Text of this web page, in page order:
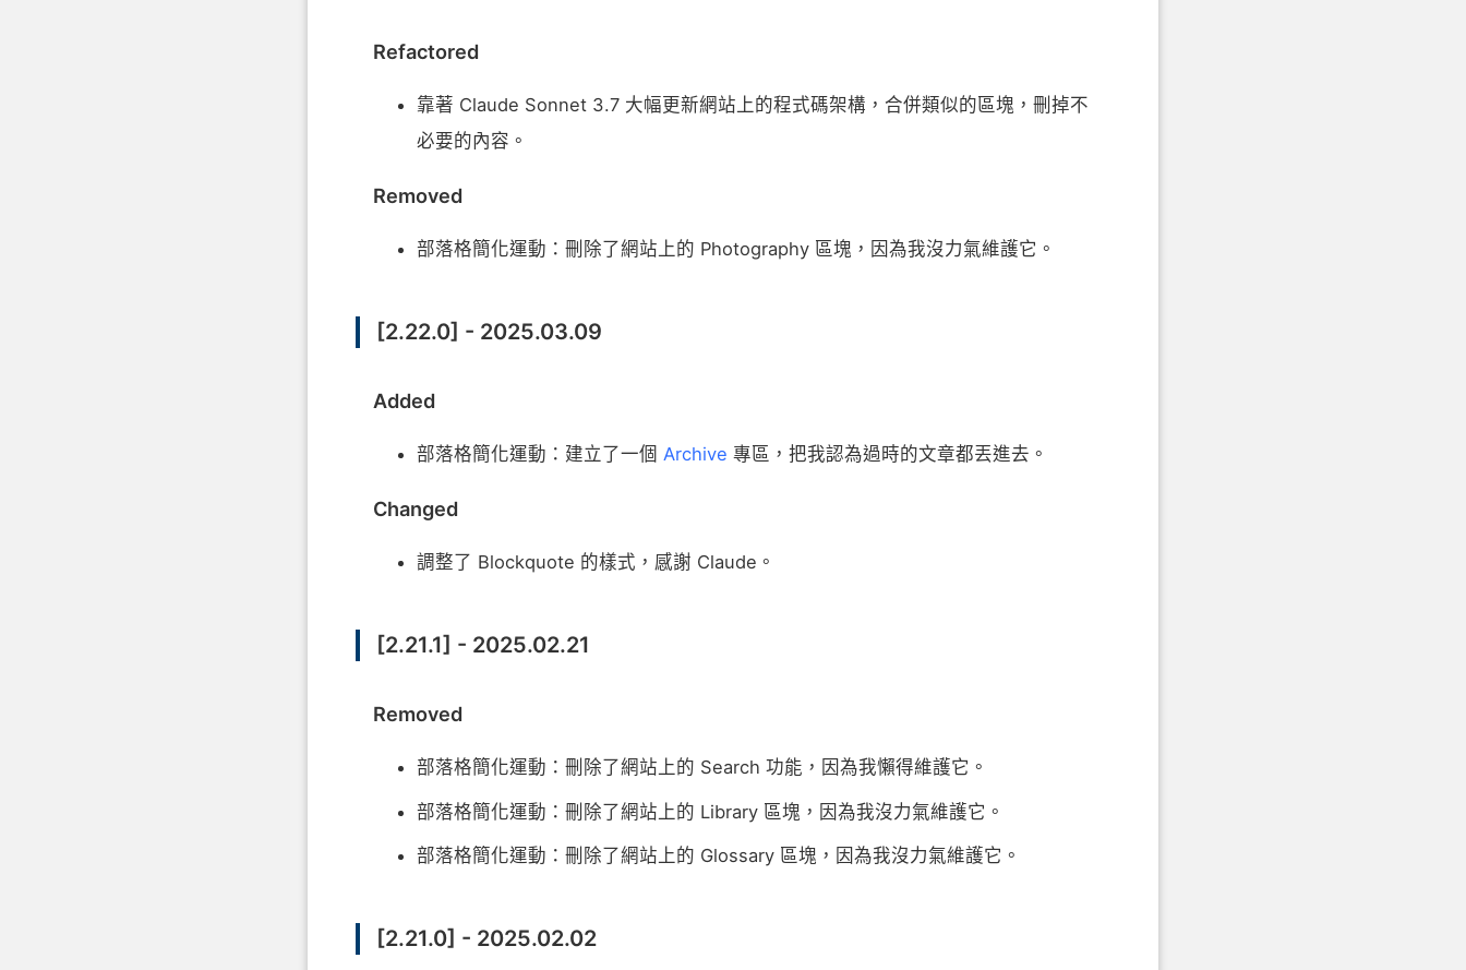
Refactored
靠著 Claude Sonnet 3.7 大幅更新網站上的程式碼架構，合併類似的區塊，刪掉不
必要的內容。
Removed
部落格簡化運動：刪除了網站上的 Photography 區塊，因為我沒力氣維護它。
[2.22.0] - 2025.03.09
Added
部落格簡化運動：建立了一個 Archive 專區，把我認為過時的文章都丟進去。
Changed
調整了 Blockquote 的樣式，感謝 Claude。
[2.21.1] - 2025.02.21
Removed
部落格簡化運動：刪除了網站上的 Search 功能，因為我懶得維護它。
部落格簡化運動：刪除了網站上的 Library 區塊，因為我沒力氣維護它。
部落格簡化運動：刪除了網站上的 Glossary 區塊，因為我沒力氣維護它。
[2.21.0] - 2025.02.02